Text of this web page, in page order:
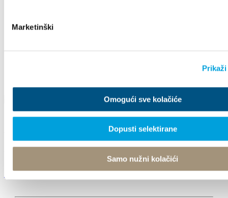
Marketinški
Omogući sve kolačiće
Dopusti selektirane
Samo nužni kolačići
Villa Nika, Kamberovo šetalište 30
21216 Kaštel Stari, Hrvatska
+385 21 227 933 info@kastela-info.hr